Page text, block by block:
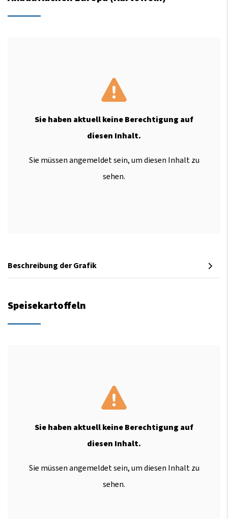
Sie haben aktuell keine Berechtigung auf
diesen Inhalt.
Sie müssen angemeldet sein, um diesen Inhalt zu
sehen.
Beschreibung der Grafik
Speisekartoffeln
Sie haben aktuell keine Berechtigung auf
diesen Inhalt.
Sie müssen angemeldet sein, um diesen Inhalt zu
sehen.